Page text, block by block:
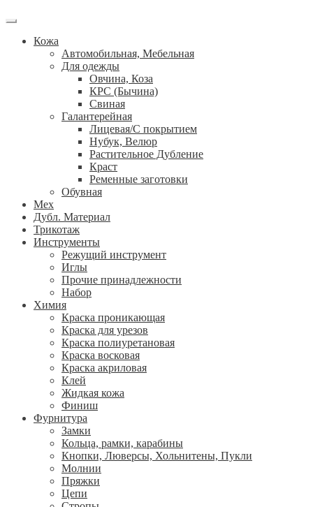
Кожа
Автомобильная, Мебельная
Для одежды
Овчина, Коза
КРС (Бычина)
Свиная
Галантерейная
Лицевая/С покрытием
Нубук, Велюр
Растительное Дубление
Краст
Ременные заготовки
Обувная
Мех
Дубл. Материал
Трикотаж
Инструменты
Режущий инструмент
Иглы
Прочие принадлежности
Набор
Химия
Краска проникающая
Краска для урезов
Краска полиуретановая
Краска восковая
Краска акриловая
Клей
Жидкая кожа
Финиш
Фурнитура
Замки
Кольца, рамки, карабины
Кнопки, Люверсы, Хольнитены, Пукли
Молнии
Пряжки
Цепи